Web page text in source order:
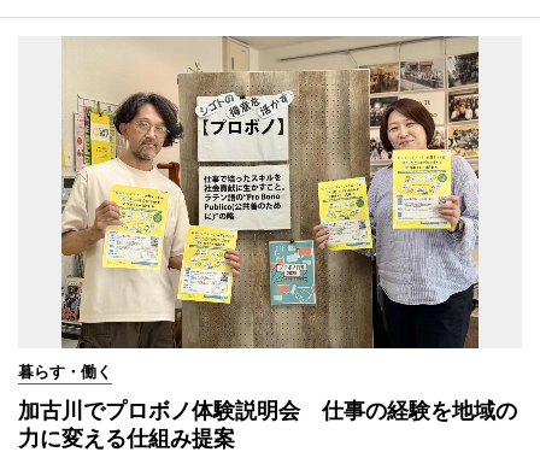
暮らす・働く
加古川でプロボノ体験説明会 仕事の経験を地域の
力に変える仕組み提案